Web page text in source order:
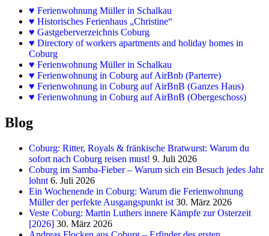
♥ Ferienwohnung Müller in Schalkau
♥ Historisches Ferienhaus „Christine“
♥ Gastgeberverzeichnis Coburg
♥ Directory of workers apartments and holiday homes in
Coburg
♥ Ferienwohnung Müller in Schalkau
♥ Ferienwohnung in Coburg auf AirBnb (Parterre)
♥ Ferienwohnung in Coburg auf AirBnB (Ganzes Haus)
♥ Ferienwohnung in Coburg auf AirBnB (Obergeschoss)
Blog
Coburg: Ritter, Royals & fränkische Bratwurst: Warum du
sofort nach Coburg reisen must! 9. Juli 2026
Coburg im Samba-Fieber – Warum sich ein Besuch jedes Jahr
lohnt 6. Juli 2026
Ein Wochenende in Coburg: Warum die Ferienwohnung
Müller der perfekte Ausgangspunkt ist 30. März 2026
Veste Coburg: Martin Luthers innere Kämpfe zur Osterzeit
[2026] 30. März 2026